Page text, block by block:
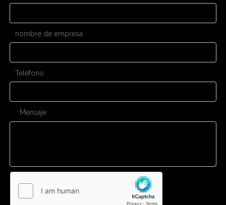
nombre de empresa
Teléfono
* Mensaje